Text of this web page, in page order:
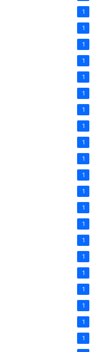
1
1
1
1
1
1
1
1
1
1
1
1
1
1
1
1
1
1
1
1
1